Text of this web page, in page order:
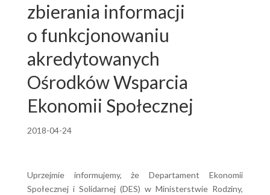
zbierania informacji
o funkcjonowaniu
akredytowanych
Ośrodków Wsparcia
Ekonomii Społecznej
2018-04-24
Uprzejmie informujemy, że Departament Ekonomii
Społecznej i Solidarnej (DES) w Ministerstwie Rodziny,